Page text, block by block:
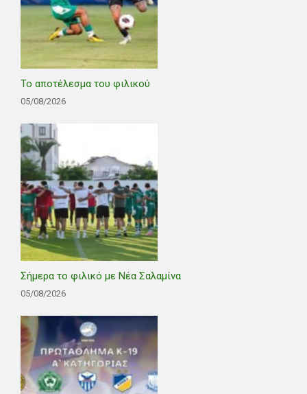
Το αποτέλεσμα του φιλικού
05/08/2026
Σήμερα το φιλικό με Νέα Σαλαμίνα
05/08/2026